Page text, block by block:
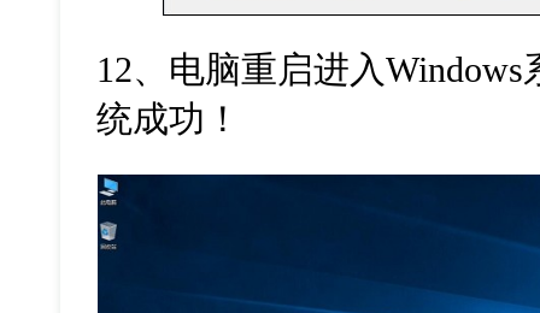
12、电脑重启进入Windows
统成功！